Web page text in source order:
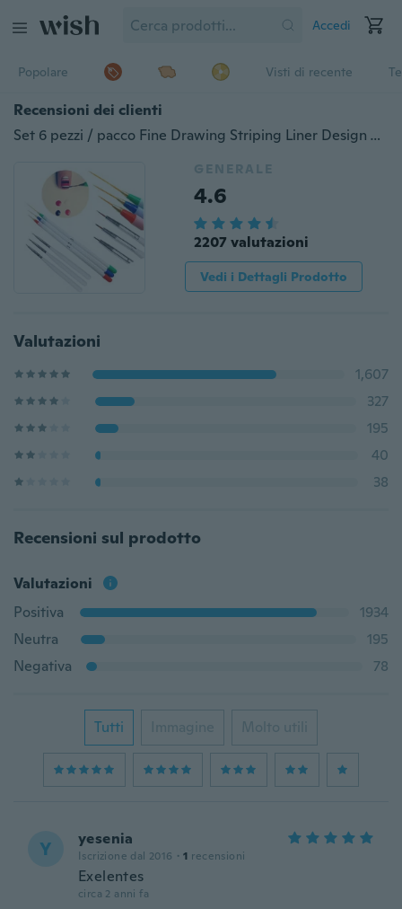
Accedi
Popolare Visti di recente
Recensioni dei clienti
Set 6 pezzi / pacco Fine Drawing Striping Liner Design Tips Nail Art Pen Pennelli Pennello Salon Gel UV Strumento Manicure
GENERALE
4.6
2207 valutazioni
Vedi i Dettagli Prodotto
Valutazioni
1,607
327
195
40
38
Recensioni sul prodotto
Valutazioni
Positiva
1934
Neutra
195
Negativa
78
Tutti Immagine Molto utili
Y yesenia
Iscrizione dal 2016 · 1 recensioni
Exelentes
circa 2 anni fa